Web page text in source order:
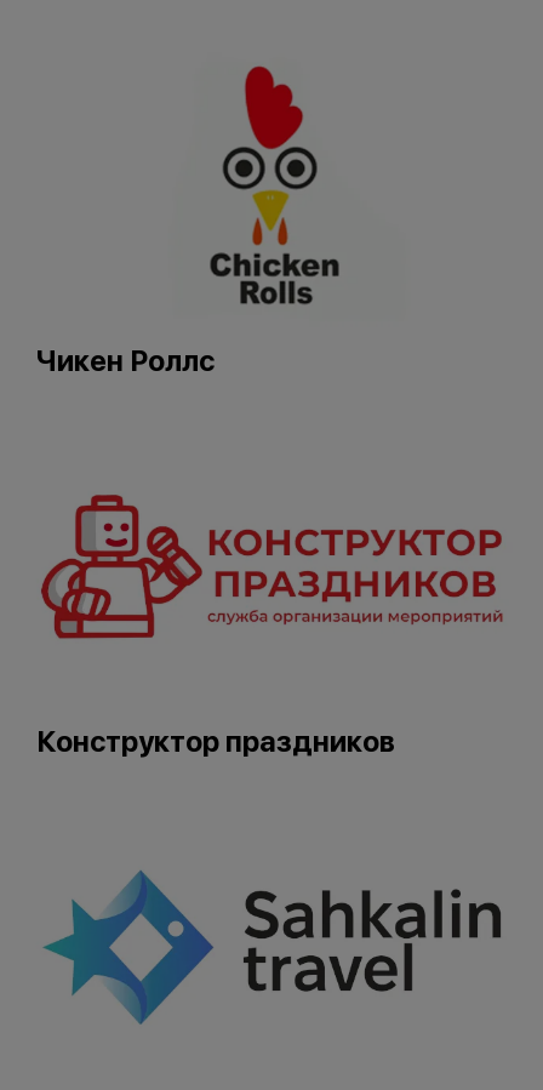
Чикен Роллс
Конструктор праздников